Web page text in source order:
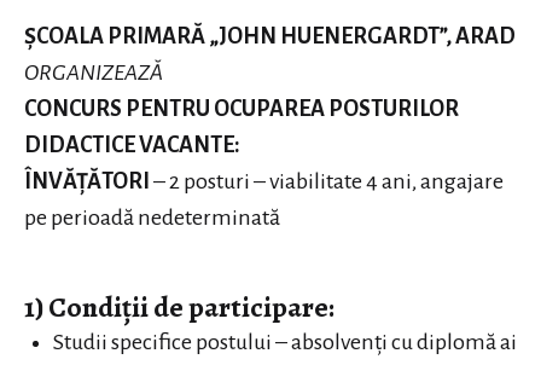
ȘCOALA PRIMARĂ „JOHN HUENERGARDT”, ARAD
ORGANIZEAZĂ
CONCURS PENTRU OCUPAREA POSTURILOR
DIDACTICE VACANTE:
ÎNVĂȚĂTORI – 2 posturi – viabilitate 4 ani, angajare
pe perioadă nedeterminată
1) Condiții de participare:
Studii specifice postului – absolvenți cu diplomă ai